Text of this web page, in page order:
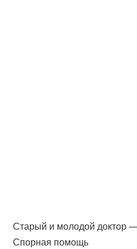
Старый и молодой доктор
Спорная помощь